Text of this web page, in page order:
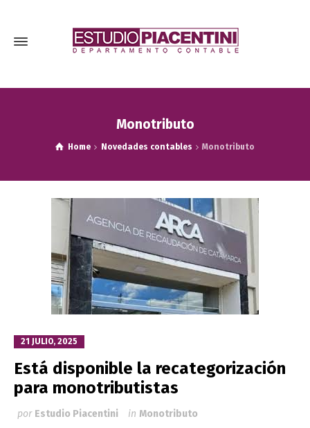
Monotributo
Home Novedades contables Monotributo
21 JULIO, 2025
Está disponible la recategorización
para monotributistas
por Estudio Piacentini in Monotributo